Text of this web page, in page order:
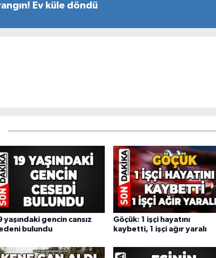
Ev küle döndü
yaşındaki gencin cansız
bulundu
Göçük: 1 işçi hayatını
kaybetti, 1 işçi ağır yaralı